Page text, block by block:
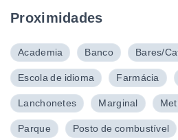
Proximidades
Academia Banco Bares/
Escola de idioma Farmácia
Lanchonetes Marginal
Parque Posto de combustível